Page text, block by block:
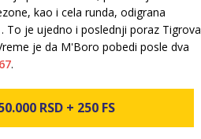
kao i cela runda, odigrana
To je ujedno i poslednji poraz Tigrova
je da M'Boro pobedi posle dva
.
RSD + 250 FS